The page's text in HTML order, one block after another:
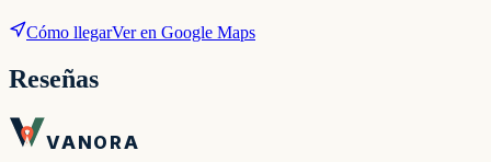
Cómo llegarVer en Google Maps
Reseñas
VANORA